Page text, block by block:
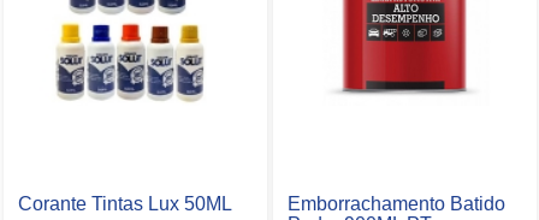
Corante Tintas Lux 50ML
Emborrachamento Batido